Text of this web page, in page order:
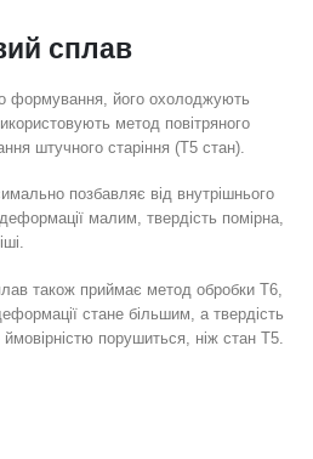
сплав
формування, його охолоджують
метод повітряного
штучного старіння (Т5 стан).
позбавляє від внутрішнього
малим, твердість помірна,
також приймає метод обробки T6,
стане більшим, а твердість
порушиться, ніж стан Т5.